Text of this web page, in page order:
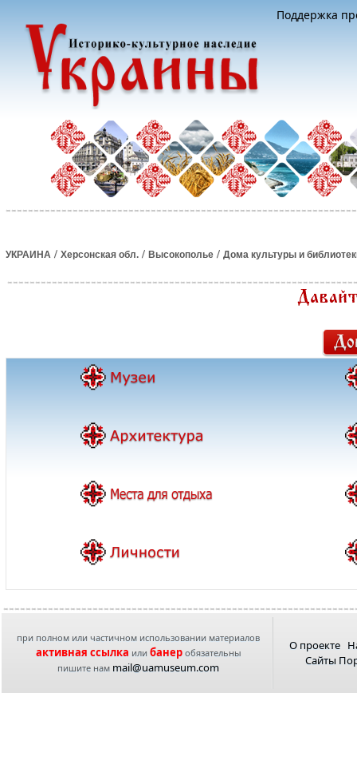
Поддержка
УКРАИНА / Херсонская обл. / Высокополье / Дома культуры и
при полном или частичном использовании материалов
активная ссылка или банеробязательны
пишите нам mail@uamuseum.com
О проекте
Сайты